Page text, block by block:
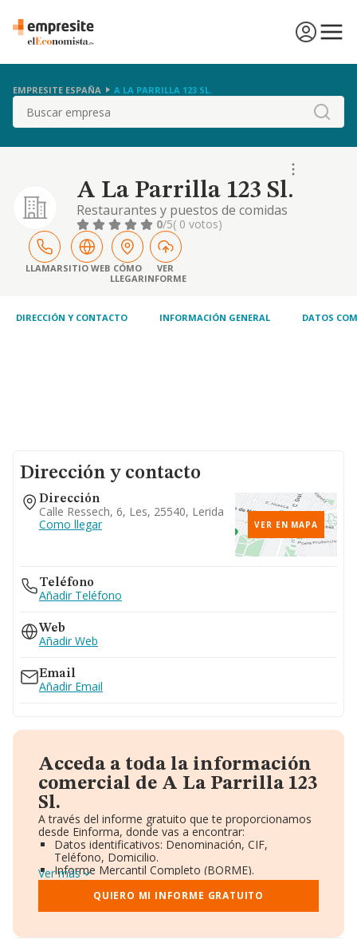
EMPRESITE ESPAÑA A LA PARRILLA 123 SL.
Buscar
A La Parrilla 123 Sl.
Restaurantes y puestos de comidas
0/5( 0 votos)
LLAMARSITIO WEB CÓMO
LLEGAR
VER
INFORME
DIRECCIÓN Y CONTACTO INFORMACIÓN GENERAL DATOS
Dirección y contacto
Dirección
Calle Ressech, 6, Les, 25540, Lerida
Como llegar
VER EN MAPA
Teléfono
Añadir Teléfono
Web
Añadir Web
Email
Añadir Email
Acceda a toda la información
comercial de A La Parrilla 123
Sl.
A través del informe gratuito que te proporcionamos
desde Einforma, donde vas a encontrar:
Datos identificativos: Denominación, CIF,
Teléfono, Domicilio.
Informe Mercantil Completo (BORME).
Gráficos de Evolución Ventas y Empleados.
Consejo de Administración y Administradores.
Directivos y Ejecutivos.
Ver más
QUIERO MI INFORME GRATUITO